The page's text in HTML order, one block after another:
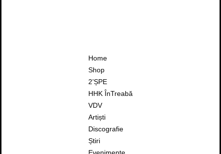
Home
Shop
2’ȘPE
HHK ÎnTreabă
VDV
Artiști
Discografie
Știri